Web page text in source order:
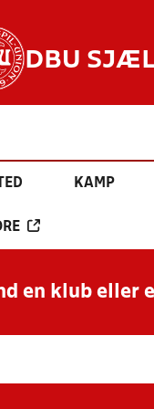
DBU
KAMP
en klub eller